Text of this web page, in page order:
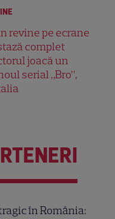
revine pe ecrane
complet
joacă un
serial „Bro”,
în România: